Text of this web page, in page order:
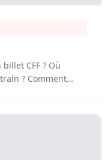
CFF ? Où
? Comment